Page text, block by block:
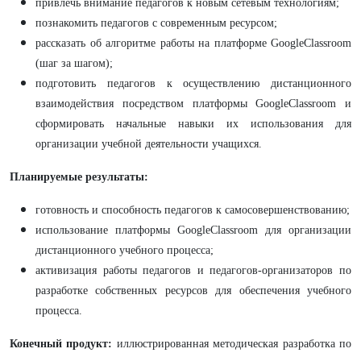
привлечь внимание педагогов к новым сетевым технологиям;
познакомить педагогов с современным ресурсом;
рассказать об алгоритме работы на платформе GoogleClassroom
(шаг за шагом);
подготовить педагогов к осуществлению дистанционного
взаимодействия посредством платформы GoogleClassroom и
сформировать начальные навыки их использования для
организации учебной деятельности учащихся.
Планируемые результаты:
готовность и способность педагогов к самосовершенствованию;
использование платформы GoogleClassroom для организации
дистанционного учебного процесса;
активизация работы педагогов и педагогов-организаторов по
разработке собственных ресурсов для обеспечения учебного
процесса.
Конечный продукт: иллюстрированная методическая разработка по